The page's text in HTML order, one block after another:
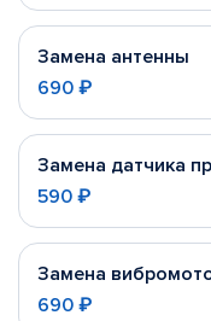
Замена антенны
690 ₽
Замена датчика
590 ₽
Замена
690 ₽